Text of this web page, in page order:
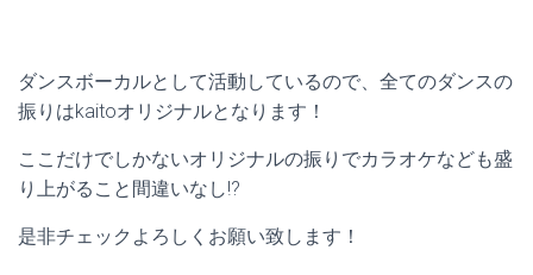
ダンスボーカルとして活動しているので、全てのダンスの
振りはkaitoオリジナルとなります！
ここだけでしかないオリジナルの振りでカラオケなども盛
り上がること間違いなし!?
是非チェックよろしくお願い致します！